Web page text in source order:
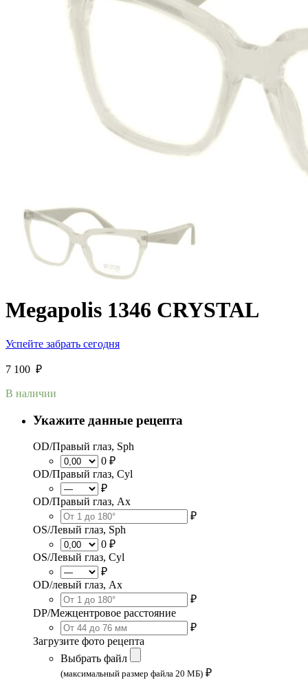
Megapolis 1346 CRYSTAL
Успейте забрать сегодня
7 100 ₽
В наличии
Укажите данные рецепта
OD/Правый глаз, Sph
0 ₽
OD/Правый глаз, Cyl
₽
OD/Правый глаз, Ax
₽
OS/Левый глаз, Sph
0 ₽
OS/Левый глаз, Cyl
₽
OD/левый глаз, Ax
₽
DP/Межцентровое расстояние
₽
Загрузите фото рецепта
Выбрать файл
(максимальный размер файла 20 МБ) ₽